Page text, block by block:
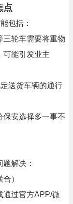
点
包括：
三轮车需要将重物
可能引发业主
定送货车辆的通行
保安选择多一事不
解决：
）
通过官方APP/微